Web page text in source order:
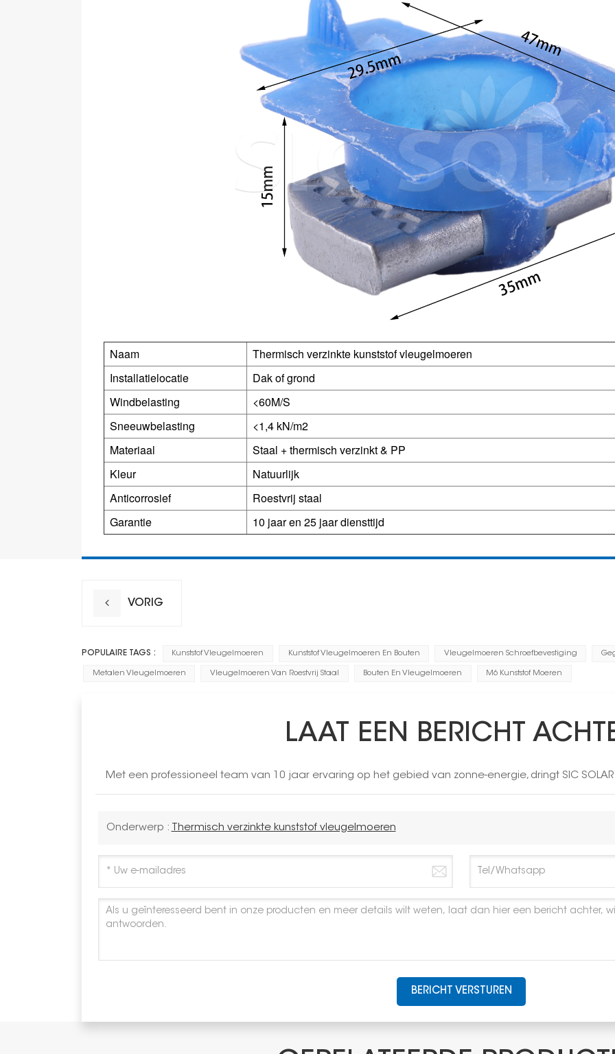
Naam
Thermisch verzinkte kunststof vleugelmoeren
Installatielocatie
Dak of grond
Windbelasting
<60M/S
Sneeuwbelasting
<1,4 kN/m2
Materiaal
Staal + thermisch verzinkt & PP
Kleur
Natuurlijk
Anticorrosief
Roestvrij staal
Garantie
10 jaar en 25 jaar diensttijd
VORIG
POPULAIRE TAGS : Kunststof Vleugelmoeren Kunststof Vleugelmoeren En Bouten Vleugelmoeren Schroefbevestiging
Metalen Vleugelmoeren Vleugelmoeren Van Roestvrij Staal Bouten En Vleugelmoeren M6 Kunststof Moeren
LAAT EEN BERICHT
Met een professioneel team van 10 jaar ervaring op het gebied van zonne-energie, dringt SIC
Onderwerp : Thermisch verzinkte kunststof vleugelmoeren
BERICHT VERSTUREN